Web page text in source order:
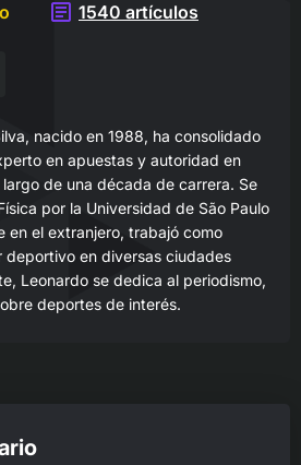
1540 artículos
nacido en 1988, ha consolidado
en apuestas y autoridad en
de una década de carrera. Se
por la Universidad de São Paulo
en el extranjero, trabajó como
deportivo en diversas ciudades
Leonardo se dedica al periodismo,
deportes de interés.